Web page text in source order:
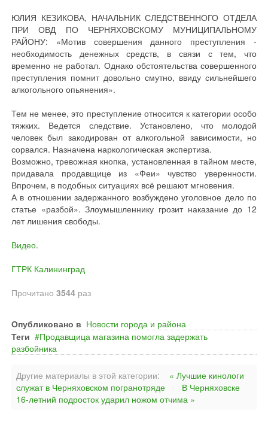
ЮЛИЯ КЕЗИКОВА, НАЧАЛЬНИК СЛЕДСТВЕННОГО ОТДЕЛА
ПРИ ОВД ПО ЧЕРНЯХОВСКОМУ МУНИЦИПАЛЬНОМУ
РАЙОНУ: «Мотив совершения данного преступления -
необходимость денежных средств, в связи с тем, что
временно не работал. Однако обстоятельства совершенного
преступления помнит довольно смутно, ввиду сильнейшего
алкогольного опьянения».
Тем не менее, это преступление относится к категории особо
тяжких. Ведется следствие. Установлено, что молодой
человек был закодирован от алкогольной зависимости, но
сорвался. Назначена наркологическая экспертиза.
Возможно, тревожная кнопка, установленная в тайном месте,
придавала продавщице из «Феи» чувство уверенности.
Впрочем, в подобных ситуациях всё решают мгновения.
А в отношении задержанного возбуждено уголовное дело по
статье «разбой». Злоумышленнику грозит наказание до 12
лет лишения свободы.
Видео.
ГТРК Калининград
Прочитано 3544 раз
Опубликовано в Новости города и района
Теги
Продавщица магазина помогла задержать
разбойника
Другие материалы в этой категории:
« Лучшие кинологи
служат в Черняховском погранотряде
В Черняховске
16-летний подросток ударил ножом отчима »